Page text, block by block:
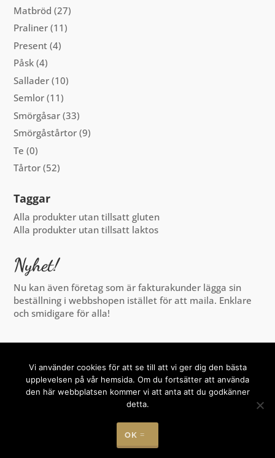
Matbröd (27)
Praliner (11)
Present (4)
Påsk (4)
Sallader (10)
Semlor (11)
Smörgåsar (33)
Smörgåstårtor (9)
Te (0)
Tårtor (52)
Taggar
Alla produkter utan tillsatt gluten
Alla produkter utan tillsatt laktos
Nyhet!
Nu kan även företag som är fakturakunder lägga sin
beställning i webbshopen istället för att maila. Enklare
och smidigare för alla!
© 2026 Konditori Amarant Webbplats av Digitalera
Vi använder cookies för att se till att vi ger dig den bästa
upplevelsen på vår hemsida. Om du fortsätter att använda
den här webbplatsen kommer vi att anta att du godkänner
detta.
OK